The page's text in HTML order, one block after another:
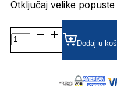
Otključaj velike
MJ1108 DIOPTRIJSKI
OKVIRI
MARC
Dodaj u